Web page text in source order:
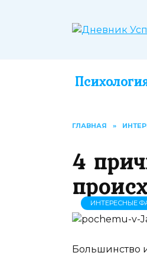
ГЛАВНАЯ »
4
ИНТЕРЕСНЫЕ
Большинство